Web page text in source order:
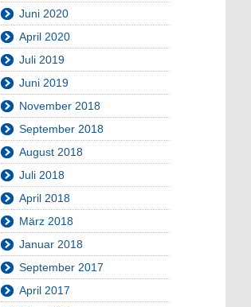
Juni 2020
April 2020
Juli 2019
Juni 2019
November 2018
September 2018
August 2018
Juli 2018
April 2018
März 2018
Januar 2018
September 2017
April 2017